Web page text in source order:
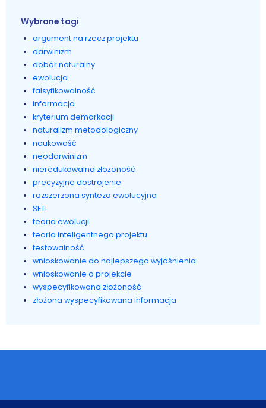
Wybrane tagi
argument na rzecz projektu
darwinizm
dobór naturalny
ewolucja
falsyfikowalność
informacja
kryterium demarkacji
naturalizm metodologiczny
naukowość
neodarwinizm
nieredukowalna złożoność
precyzyjne dostrojenie
rozszerzona synteza ewolucyjna
SETI
teoria ewolucji
teoria inteligentnego projektu
testowalność
wnioskowanie do najlepszego wyjaśnienia
wnioskowanie o projekcie
wyspecyfikowana złożoność
złożona wyspecyfikowana informacja